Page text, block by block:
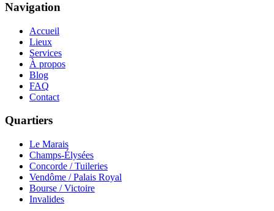
Navigation
Accueil
Lieux
Services
À propos
Blog
FAQ
Contact
Quartiers
Le Marais
Champs-Élysées
Concorde / Tuileries
Vendôme / Palais Royal
Bourse / Victoire
Invalides